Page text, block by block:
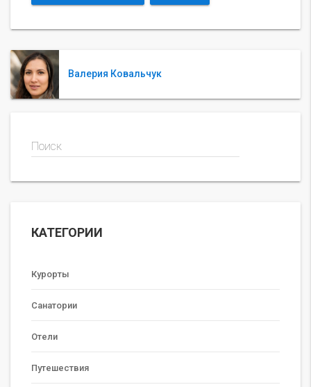
Валерия Ковальчук
Поиск
КАТЕГОРИИ
Курорты
Санатории
Отели
Путешествия